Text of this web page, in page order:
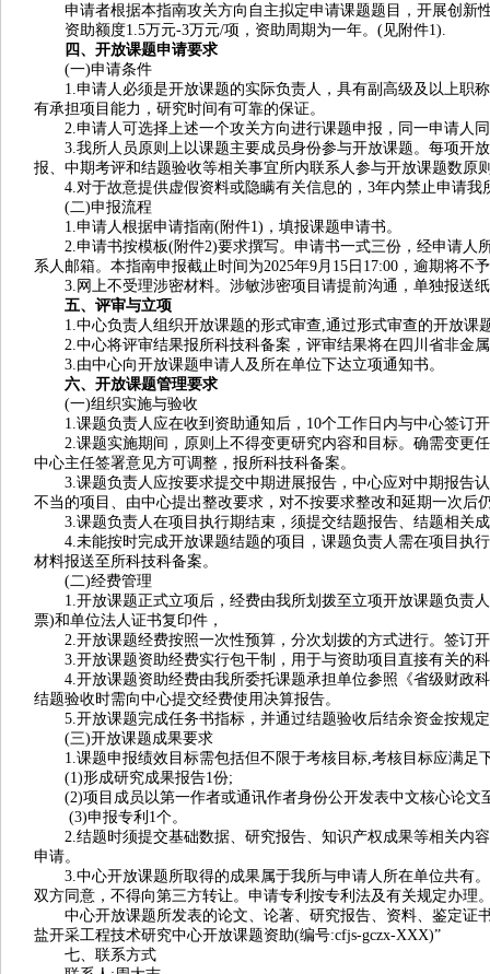
申请者根据本指南攻关方向自主拟定申请课题题目，开展创新
资助额度1.5万元-3万元/项，资助周期为一年。(见附件1).
四、开放课题申请要求
(一)申请条件
1.申请人必须是开放课题的实际负责人，具有副高级及以上职
有承担项目能力，研究时间有可靠的保证。
2.申请人可选择上述一个攻关方向进行课题申报，同一申请人
3.我所人员原则上以课题主要成员身份参与开放课题。每项开
报、中期考评和结题验收等相关事宜所内联系人参与开放课题数原
4.对于故意提供虚假资料或隐瞒有关信息的，3年内禁止申请我
(二)申报流程
1.申请人根据申请指南(附件1)，填报课题申请书。
2.申请书按模板(附件2)要求撰写。申请书一式三份，经申请人
系人邮箱。本指南申报截止时间为2025年9月15日17:00，逾期将不
3.网上不受理涉密材料。涉敏涉密项目请提前沟通，单独报送
五、评审与立项
1.中心负责人组织开放课题的形式审查,通过形式审查的开放课
2.中心将评审结果报所科技科备案，评审结果将在四川省非金
3.由中心向开放课题申请人及所在单位下达立项通知书。
六、开放课题管理要求
(一)组织实施与验收
1.课题负责人应在收到资助通知后，10个工作日内与中心签订
2.课题实施期间，原则上不得变更研究内容和目标。确需变更
中心主任签署意见方可调整，报所科技科备案。
3.课题负责人应按要求提交中期进展报告，中心应对中期报告
不当的项目、由中心提出整改要求，对不按要求整改和延期一次
3.课题负责人在项目执行期结束，须提交结题报告、结题相关
4.未能按时完成开放课题结题的项目，课题负责人需在项目执行
材料报送至所科技科备案。
(二)经费管理
1.开放课题正式立项后，经费由我所划拨至立项开放课题负责
票)和单位法人证书复印件，
2.开放课题经费按照一次性预算，分次划拨的方式进行。签订开
3.开放课题资助经费实行包干制，用于与资助项目直接有关的
4.开放课题资助经费由我所委托课题承担单位参照《省级财政科
结题验收时需向中心提交经费使用决算报告。
5.开放课题完成任务书指标，并通过结题验收后结余资金按规
(三)开放课题成果要求
1.课题申报绩效目标需包括但不限于考核目标,考核目标应满足
(1)形成研究成果报告1份;
(2)项目成员以第一作者或通讯作者身份公开发表中文核心论文
(3)申报专利1个。
2.结题时须提交基础数据、研究报告、知识产权成果等相关内
申请。
3.中心开放课题所取得的成果属于我所与申请人所在单位共有
双方同意，不得向第三方转让。申请专利按专利法及有关规定办理
中心开放课题所发表的论文、论著、研究报告、资料、鉴定证
盐开采工程技术研究中心开放课题资助(编号:cfjs-gczx-XXX)”
七、联系方式